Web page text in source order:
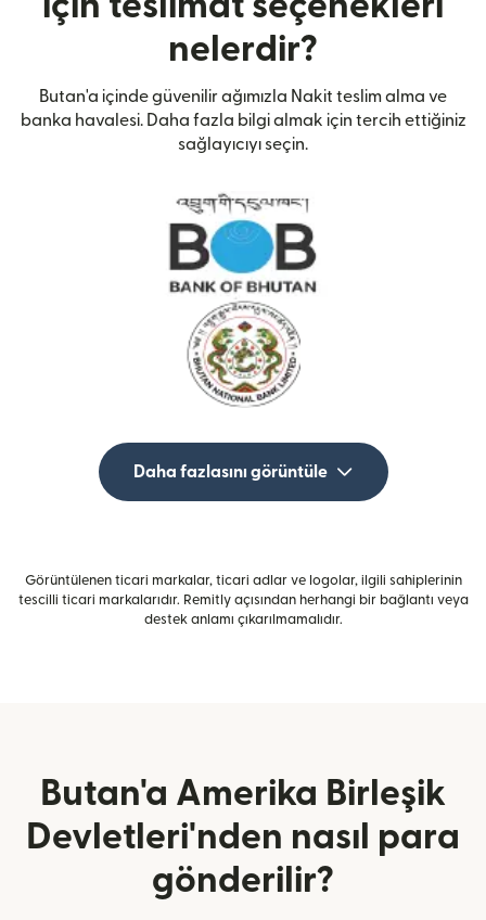
nelerdir?
Butan'a içinde güvenilir ağımızla Nakit teslim alma ve
banka havalesi. Daha fazla bilgi almak için tercih ettiğiniz
sağlayıcıyı seçin.
Daha fazlasını görüntüle
Görüntülenen ticari markalar, ticari adlar ve logolar, ilgili sahiplerinin
tescilli ticari markalarıdır. Remitly açısından herhangi bir bağlantı veya
destek anlamı çıkarılmamalıdır.
Butan'a Amerika Birleşik
Devletleri'nden nasıl para
gönderilir?